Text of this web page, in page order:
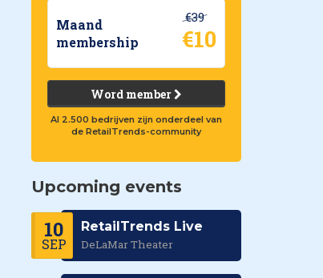
Maand
membership
€39
€10
Word member
Al 2.500 bedrijven zijn onderdeel van
de RetailTrends-community
Upcoming events
10
SEP
RetailTrends Live
DeLaMar Theater